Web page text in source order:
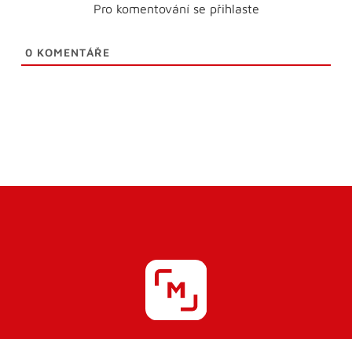
Pro komentování se přihlaste
0 KOMENTÁŘE